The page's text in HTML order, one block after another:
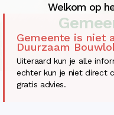
Welkom op
Gemeente is niet
Duurzaam
Uiteraard kun je alle
echter kun je niet direct
gratis advies.